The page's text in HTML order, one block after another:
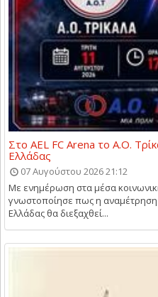
Στο AEL FC Arena το Α.Ο.
Ελλάδας
07 Αυγούστου 2026 21:12
Με ενημέρωση στα μέσα
γνωστοποίησε πως η αναμέτρηση
Ελλάδας θα διεξαχθεί...